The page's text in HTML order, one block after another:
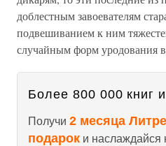
доблестным завоевателям
подвешиванием к ним
случайным форм уродования
Более 800 000 книг
Получи 2 месяца
подарок и наслаждайся